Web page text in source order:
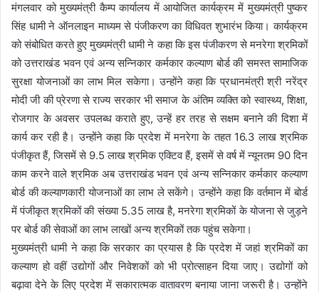
मंगलवार को मुख्यमंत्री कैम्प कार्यालय में आयोजित कार्यक्रम में मुख्यमंत्री पुष्कर
सिंह धामी ने ऑनलाइन माध्यम से पंजीकरण का विधिवत शुभारंभ किया। कार्यक्रम
को संबोधित करते हुए मुख्यमंत्री धामी ने कहा कि इस पंजीकरण से मनरेगा श्रमिकों
को उत्तराखंड भवन एवं अन्य सन्निकार कर्मकार कल्याण बोर्ड की समस्त सामाजिक
सुरक्षा योजनाओं का लाभ मिल सकेगा। उन्होंने कहा कि प्रधानमंत्री श्री नरेंद्र
मोदी जी की प्रेरणा से राज्य सरकार भी समाज के अंतिम व्यक्ति को स्वास्थ्य, शिक्षा,
रोजगार के अवसर उपलब्ध कराते हुए, उन्हें हर तरह से सक्षम बनाने की दिशा में
कार्य कर रही है। उन्होंने कहा कि प्रदेश में मनरेगा के तहत 16.3 लाख श्रमिक
पंजीकृत हैं, जिसमें से 9.5 लाख श्रमिक एक्टिव हैं, इसमें से वर्ष में न्यूनतम 90 दिन
काम करने वाले श्रमिक अब उत्तराखंड भवन एवं अन्य सन्निकार कर्मकार कल्याण
बोर्ड की कल्याणकारी योजनाओं का लाभ ले सकेंगे। उन्होंने कहा कि वर्तमान में बोर्ड
में पंजीकृत श्रमिकों की संख्या 5.35 लाख है, मनरेगा श्रमिकों के योजना से जुड़ने
पर बोर्ड की सेवाओं का लाभ लाखों अन्य श्रमिकों तक पहुंच सकेगा।
मुख्यमंत्री धामी ने कहा कि सरकार का प्रयास है कि प्रदेश में जहां श्रमिकों का
कल्याण हो वहीं उद्योगों और निवेशकों को भी प्रोत्साहन दिया जाए। उद्योगों को
बढ़ावा देने के लिए प्रदेश में सकारात्मक वातावरण बनाया जाना जरूरी है। उन्होंने